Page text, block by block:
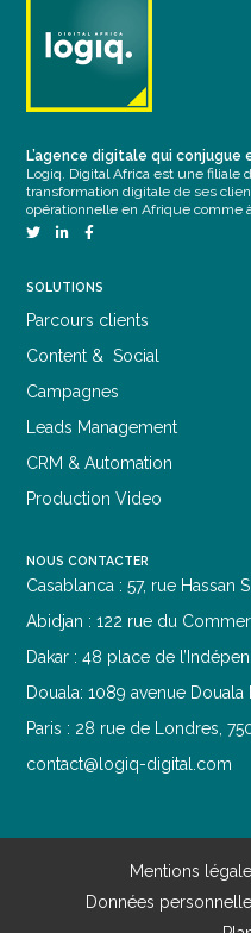
L’agence digitale qui
Logiq. Digital Africa est une filiale
transformation digitale de ses
opérationnelle en Afrique comme à
SOLUTIONS
Parcours clients
Content & Social
Campagnes
Leads Management
CRM & Automation
Production Video
NOUS CONTACTER
Casablanca : 57, rue Hassan
Abidjan : 122 rue du
Dakar : 48 place de
Douala: 1089 avenue Douala
Paris : 28 rue de Londres,
contact@logiq-digital.com
Mentions
Données